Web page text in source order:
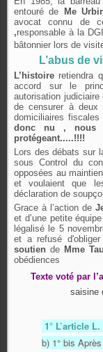
entouré de
Me
avocat connu de
,responsable à la
bâtonnier lors de
L’abus de
L’histoire retiendra
accord sur le
autorisation
de censurer à deux
domiciliaires fiscales
donc nu , nous
protégeant.....!!!!
Lors des débats sur
sous Control du
opposées au
et voulaient que
déclaration de
Grace à l’action de
et d’une petite
légalisé le 5
et a refusé
soutien de Mme
obédiences
Texte voté par
saisine
1° L’article
b) 1° bis